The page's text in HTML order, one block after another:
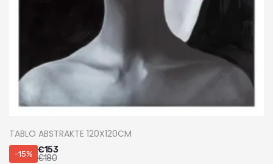
TABLO ABSTRAKTE 120X120CM
-15% €153
€180